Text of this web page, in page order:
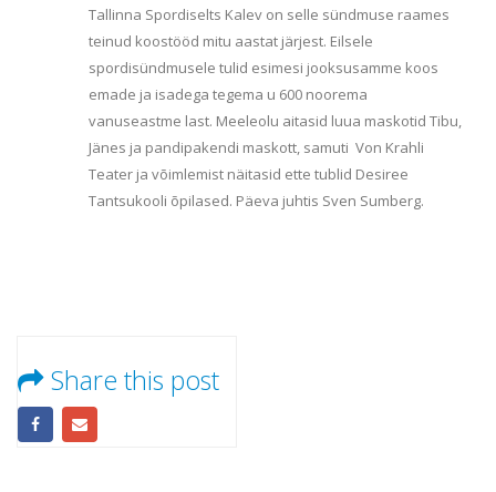
Tallinna Spordiselts Kalev on selle sündmuse raames
teinud koostööd mitu aastat järjest. Eilsele
spordisündmusele tulid esimesi jooksusamme koos
emade ja isadega tegema u 600 noorema
vanuseastme last. Meeleolu aitasid luua maskotid Tibu,
Jänes ja pandipakendi maskott, samuti Von Krahli
Teater ja võimlemist näitasid ette tublid Desiree
Tantsukooli õpilased. Päeva juhtis Sven Sumberg.
Share this post